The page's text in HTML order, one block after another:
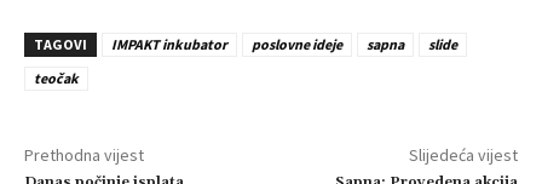
TAGOVI IMPAKT inkubator poslovne ideje sapna
slide
teočak
Prethodna vijest Slijedeća vijest